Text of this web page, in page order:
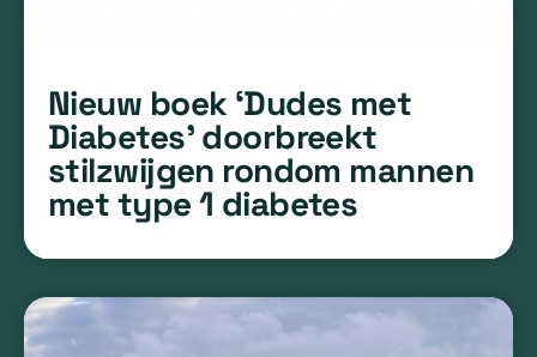
Nieuw boek ‘Dudes met
Diabetes’ doorbreekt
stilzwijgen rondom mannen
met type 1 diabetes